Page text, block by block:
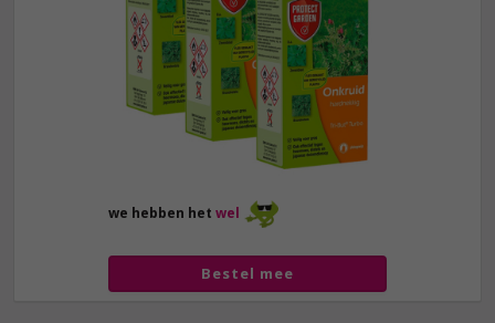
we hebben het wel
Bestel mee